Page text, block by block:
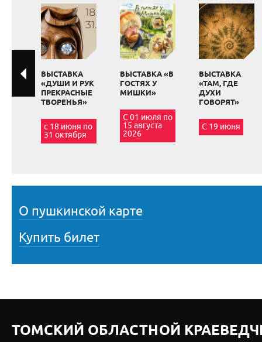
ВЫСТАВКА
«ДУШИ И РУК
ПРЕКРАСНЫЕ
ТВОРЕНЬЯ»
с 18 июня по
31 октября
ВЫСТАВКА «В
ГОСТЯХ У
МИШКИ»
С 01 июля по
15 августа
2026
ВЫСТАВКА
«ТАМ, ГДЕ
ДУХИ
ГОВОРЯТ»
С 19 июня
О пушкинской карте
Купить билет
ТОМСКИЙ ОБЛАСТНОЙ